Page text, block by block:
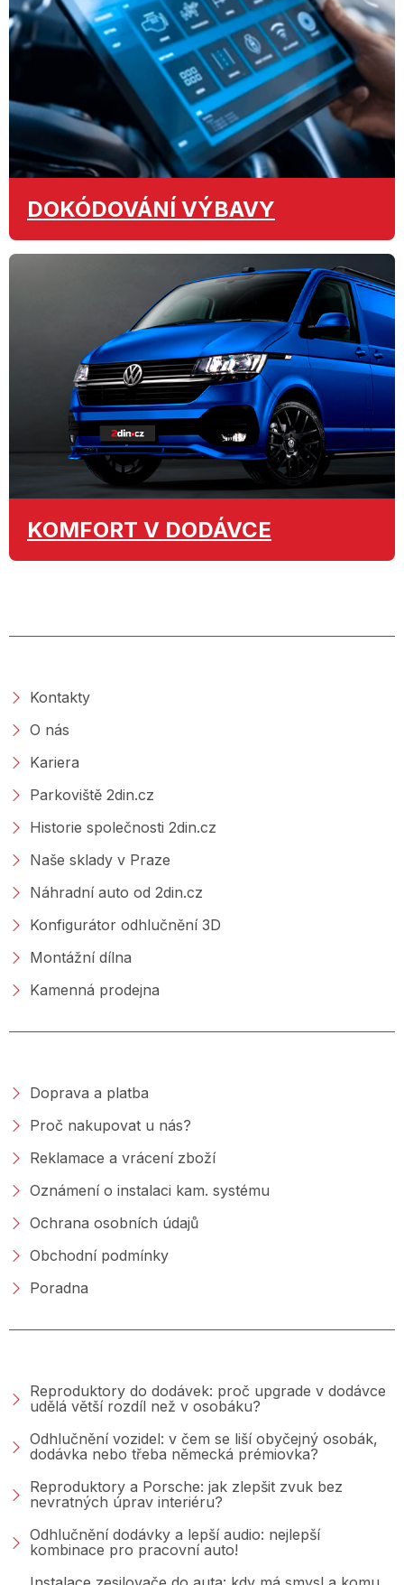
DOKÓDOVÁNÍ VÝBAVY
KOMFORT V DODÁVCE
Kontakty
O nás
Kariera
Parkoviště 2din.cz
Historie společnosti 2din.cz
Naše sklady v Praze
Náhradní auto od 2din.cz
Konfigurátor odhlučnění 3D
Montážní dílna
Kamenná prodejna
Doprava a platba
Proč nakupovat u nás?
Reklamace a vrácení zboží
Oznámení o instalaci kam. systému
Ochrana osobních údajů
Obchodní podmínky
Poradna
Reproduktory do dodávek: proč upgrade v dodávce
udělá větší rozdíl než v osobáku?
Odhlučnění vozidel: v čem se liší obyčejný osobák,
dodávka nebo třeba německá prémiovka?
Reproduktory a Porsche: jak zlepšit zvuk bez
nevratných úprav interiéru?
Odhlučnění dodávky a lepší audio: nejlepší
kombinace pro pracovní auto!